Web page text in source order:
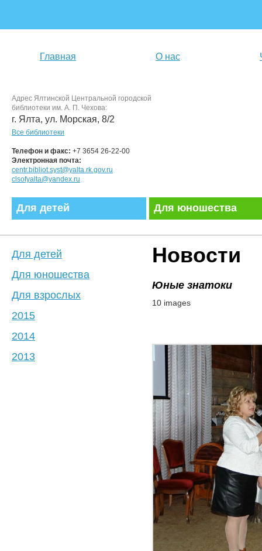
Главная О нас
Адрес Ялтинской Центральной городской
библиотеки им. А. П. Чехова:
г. Ялта, ул. Морская, 8/2
Все библиотеки
Телефон и факс: +7 3654 26-22-00
Электронная почта:
centr.bibliot.syst@yalta.rk.gov.ru
clsofyalta@yandex.ru
Для детей Для юношества
Новости
Юные знатоки
10 images
Для детей
Для юношества
Для взрослых
2015
2014
2013